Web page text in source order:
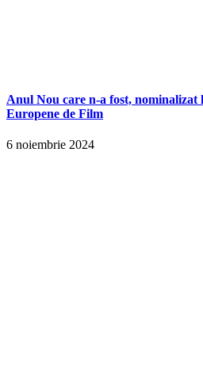
Anul Nou care n-a fost, nominalizat
Europene de Film
6 noiembrie 2024